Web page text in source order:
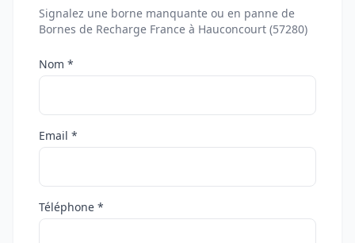
Signalez une borne manquante ou en panne de
Bornes de Recharge France à Hauconcourt (57280)
Nom *
Email *
Téléphone *